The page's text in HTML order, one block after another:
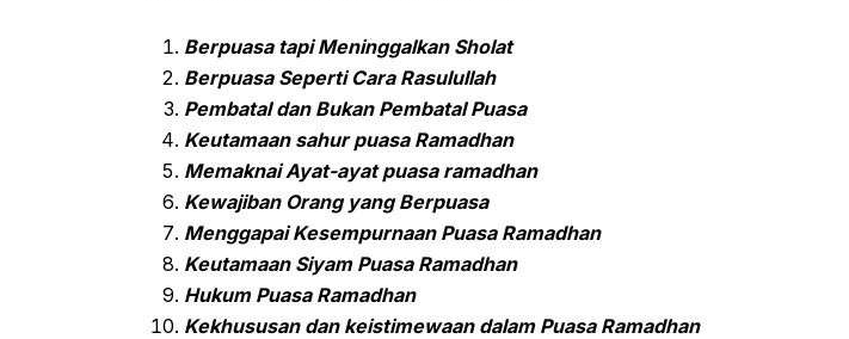
Berpuasa tapi Meninggalkan Sholat
Berpuasa Seperti Cara Rasulullah
Pembatal dan Bukan Pembatal Puasa
Keutamaan sahur puasa Ramadhan
Memaknai Ayat-ayat puasa ramadhan
Kewajiban Orang yang Berpuasa
Menggapai Kesempurnaan Puasa Ramadhan
Keutamaan Siyam Puasa Ramadhan
Hukum Puasa Ramadhan
Kekhususan dan keistimewaan dalam Puasa Ramadhan